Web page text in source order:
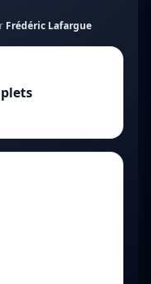
Frédéric Lafargue